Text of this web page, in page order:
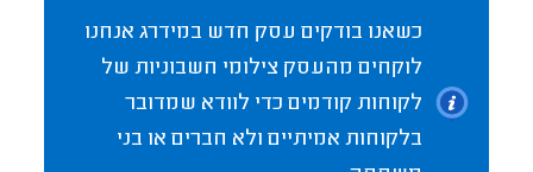
כשאנו בודקים עסק חדש במידרג אנחנו
לוקחים מהעסק צילומי חשבוניות של
לקוחות קודמים כדי לוודא שמדובר
בלקוחות אמיתיים ולא חברים או בני